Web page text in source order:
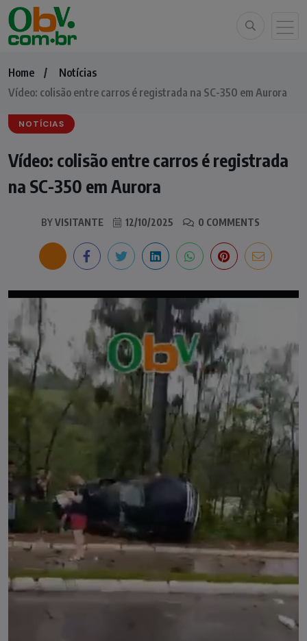
Home
Notícias
Vídeo: colisão entre carros é registrada na SC-350 em Aurora
NOTÍCIAS
Vídeo: colisão entre carros é registrada
na SC-350 em Aurora
BYVISITANTE 12/10/2025 0 COMMENTS